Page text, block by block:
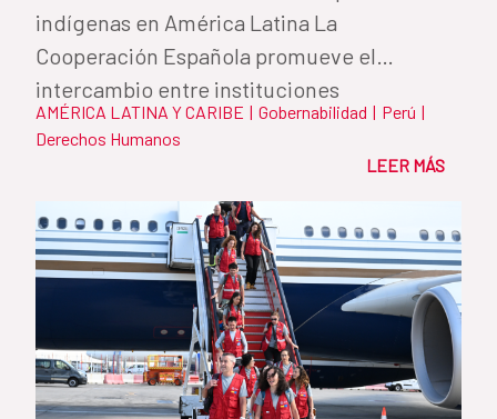
indígenas en América Latina La
Cooperación Española promueve el
intercambio entre instituciones
iberoamericanas para...
AMÉRICA LATINA Y CARIBE | Gobernabilidad | Perú |
Derechos Humanos
LEER MÁS